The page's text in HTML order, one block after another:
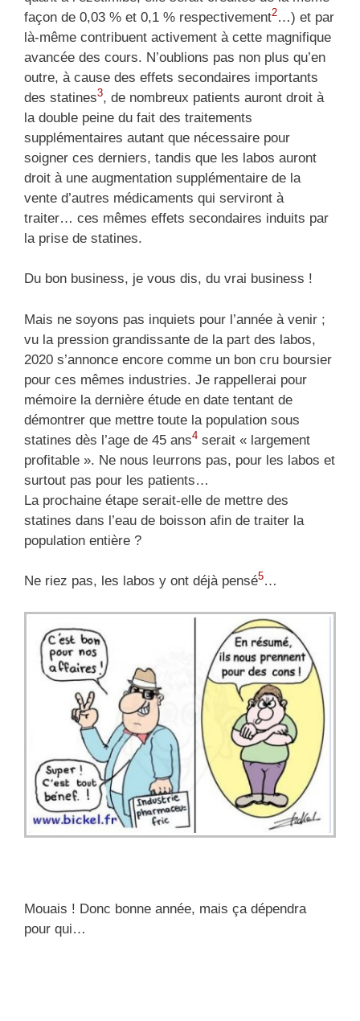
façon de 0,03 % et 0,1 % respectivement2…) et par
là-même contribuent activement à cette magnifique
avancée des cours. N’oublions pas non plus qu’en
outre, à cause des effets secondaires importants
des statines3, de nombreux patients auront droit à
la double peine du fait des traitements
supplémentaires autant que nécessaire pour
soigner ces derniers, tandis que les labos auront
droit à une augmentation supplémentaire de la
vente d’autres médicaments qui serviront à
traiter… ces mêmes effets secondaires induits par
la prise de statines.
Du bon business, je vous dis, du vrai business !
Mais ne soyons pas inquiets pour l’année à venir ;
vu la pression grandissante de la part des labos,
2020 s’annonce encore comme un bon cru boursier
pour ces mêmes industries. Je rappellerai pour
mémoire la dernière étude en date tentant de
démontrer que mettre toute la population sous
statines dès l’age de 45 ans4 serait « largement
profitable ». Ne nous leurrons pas, pour les labos et
surtout pas pour les patients…
La prochaine étape serait-elle de mettre des
statines dans l’eau de boisson afin de traiter la
population entière ?
Ne riez pas, les labos y ont déjà pensé5…
Mouais ! Donc bonne année, mais ça dépendra
pour qui…